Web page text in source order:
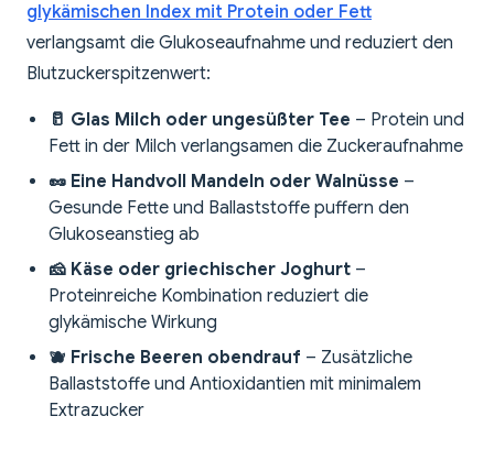
glykämischen Index mit Protein oder Fett
verlangsamt die Glukoseaufnahme und reduziert den
Blutzuckerspitzenwert:
🥛 Glas Milch oder ungesüßter Tee – Protein und
Fett in der Milch verlangsamen die Zuckeraufnahme
🥜 Eine Handvoll Mandeln oder Walnüsse –
Gesunde Fette und Ballaststoffe puffern den
Glukoseanstieg ab
🧀 Käse oder griechischer Joghurt –
Proteinreiche Kombination reduziert die
glykämische Wirkung
🫐 Frische Beeren obendrauf – Zusätzliche
Ballaststoffe und Antioxidantien mit minimalem
Extrazucker